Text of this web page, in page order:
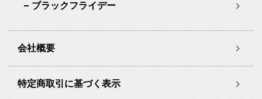
ブラックフライデー
会社概要
特定商取引に基づく表示